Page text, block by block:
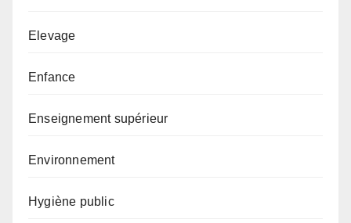
Elevage
Enfance
Enseignement supérieur
Environnement
Hygiène public